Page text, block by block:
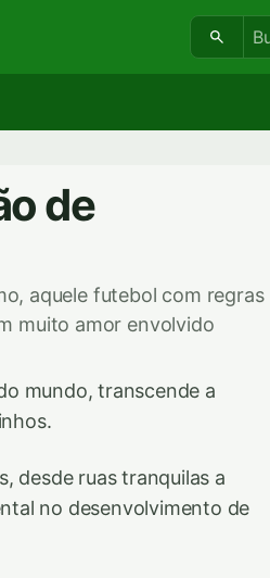
Buscar:
de
aquele futebol com regras
muito amor envolvido
mundo, transcende a
desde ruas tranquilas a
no desenvolvimento de